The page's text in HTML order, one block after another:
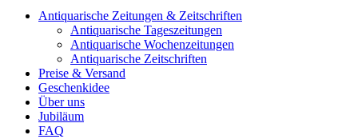
Antiquarische Zeitungen & Zeitschriften
Antiquarische Tageszeitungen
Antiquarische Wochenzeitungen
Antiquarische Zeitschriften
Preise & Versand
Geschenkidee
Über uns
Jubiläum
FAQ